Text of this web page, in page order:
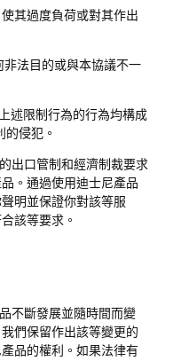
其過度負荷或對其作出
法目的或與本協議不一
述限制行為的行為均構成
侵犯。
出口管制和經濟制裁要求
。通過使用迪士尼產品
明並保證你對該等服
該等要求。
不斷發展並隨時間而變
們保留作出該等變更的
品的權利。如果法律有